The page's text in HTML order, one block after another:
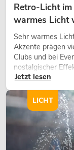
Retro-Licht
warmes Licht
Sehr warmes
Akzente prägen
Clubs und bei
nostalgischer
wirken lassen.
Jetzt lesen
LICHT